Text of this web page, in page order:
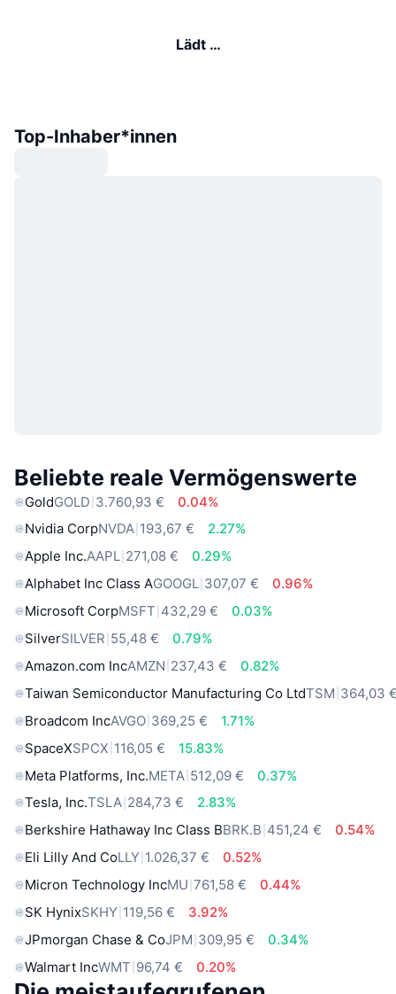
Lädt …
Top-Inhaber*innen
Beliebte reale Vermögenswerte
GoldGOLD 3.760,93 €
0.04%
Nvidia CorpNVDA 193,67 €
2.27%
Apple Inc.AAPL 271,08 €
0.29%
Alphabet Inc Class AGOOGL 307,07 €
0.96%
Microsoft CorpMSFT 432,29 €
0.03%
SilverSILVER 55,48 €
0.79%
Amazon.com IncAMZN 237,43 €
0.82%
Taiwan Semiconductor Manufacturing Co LtdTSM 364,03
Broadcom IncAVGO 369,25 €
1.71%
SpaceXSPCX 116,05 €
15.83%
Meta Platforms, Inc.META 512,09 €
0.37%
Tesla, Inc.TSLA 284,73 €
2.83%
Berkshire Hathaway Inc Class BBRK.B 451,24 €
0.54%
Eli Lilly And CoLLY 1.026,37 €
0.52%
Micron Technology IncMU 761,58 €
0.44%
SK HynixSKHY 119,56 €
3.92%
JPmorgan Chase & CoJPM 309,95 €
0.34%
Walmart IncWMT 96,74 € 0.20%